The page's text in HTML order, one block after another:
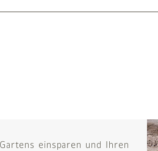
einsparen und Ihren